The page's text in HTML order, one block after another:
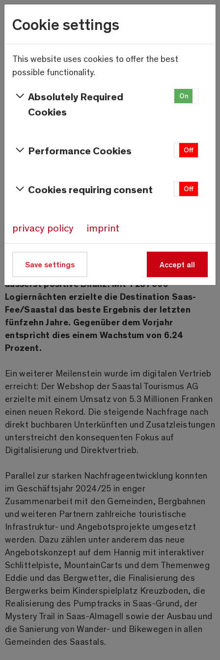
Skip to main content
22.9°C
Wetter
Geschäftsjahr 2024/2025:
Saas-Fee/Saastal blickt auf
erfolgreichstes Tourismusjahr
AG zieht mit dem Geschäftsbericht 2024/25 eine
äusserst positive Bilanz: Mit 1’281’609
Logiernächten erzielte die Destination Saas-
Fee/Saastal das beste Ergebnis der letzten
fünfzehn Jahre. Gegenüber dem Vorjahr
entspricht dies einem Wachstum von 6.24
Prozent.
Ein weiterer Meilenstein wurde im digitalen Vertrieb
erreicht: Der Webshop der Saastal Tourismus AG
erzielte mit einem Umsatz von 5.3 Millionen Franken
einen neuen Rekord. Die steigende Nachfrage nach
direkt buchbaren Unterkünften und Zusatzleistungen
unterstreicht den konsequenten Fokus auf
Digitalisierung und Direktvertrieb.
Parallel zur starken Nachfrageentwicklung konnten
im Geschäftsjahr 2024/25 in enger
Zusammenarbeit mit den Gemeinden, Bergbahnen
und weiteren Partnern zahlreiche touristische
Infrastruktur- und Angebotsprojekte umgesetzt
werden. Dazu zählen unter anderem das neue
Angebotskonzept auf dem Hannig mit interaktiver
Schlittelpiste, MountainCarts und dem Themenweg
Eddie und das Bergwetter, die Finalisierung des
Bergwerks beim Kinderspielplatz Kreuzboden, die
Realisierung des Pumptracks in Saas-Grund, der
Mystery Trail in Saas-Almagell sowie der Ausbau und
die Sanierung von Wander- und Bikewegen in allen
Gemeinden des Saastals.
Cookie settings
This website uses cookies to offer the best
possible functionality.
Absolutely Required
Cookies
On
Performance Cookies Off
Cookies requiring consent Off
privacy policy imprint
Save settings Accept all